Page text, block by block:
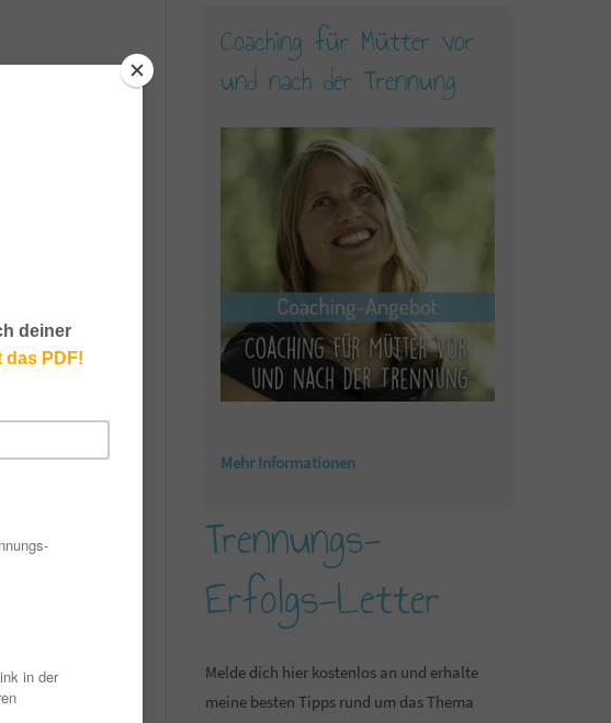
Coaching für Mütter vor
und nach der Trennung
Mehr Informationen
Trennungs-
Erfolgs-Letter
Melde dich hier kostenlos an und erhalte
meine besten Tipps rund um das Thema